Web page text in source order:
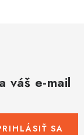
váš e-mail
SA